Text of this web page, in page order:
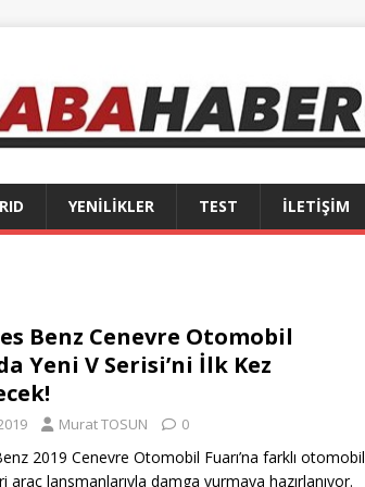
YENİLİKLER TEST İLETİŞİM
Benz Cenevre Otomobil
Yeni V Serisi’ni İlk Kez
Murat TOSUN 0
2019 Cenevre Otomobil Fuarı’na farklı otomobil
araç lansmanlarıyla damga vurmaya hazırlanıyor.